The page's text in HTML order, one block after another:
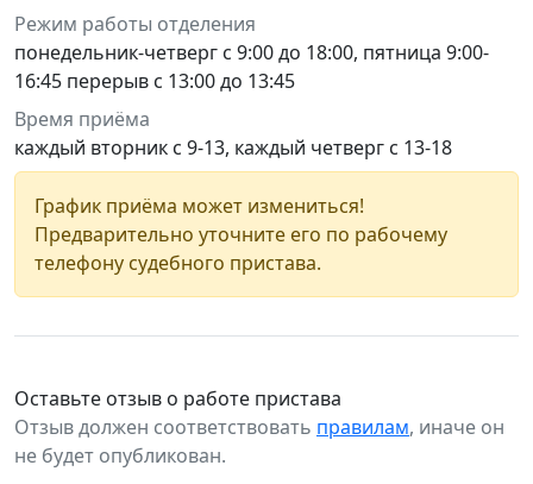
Режим работы отделения
понедельник-четверг с 9:00 до 18:00, пятница 9:00-
16:45 перерыв с 13:00 до 13:45
Время приёма
каждый вторник с 9-13, каждый четверг с 13-18
График приёма может измениться!
Предварительно уточните его по рабочему
телефону судебного пристава.
Оставьте отзыв о работе пристава
Отзыв должен соответствовать правилам, иначе он
не будет опубликован.